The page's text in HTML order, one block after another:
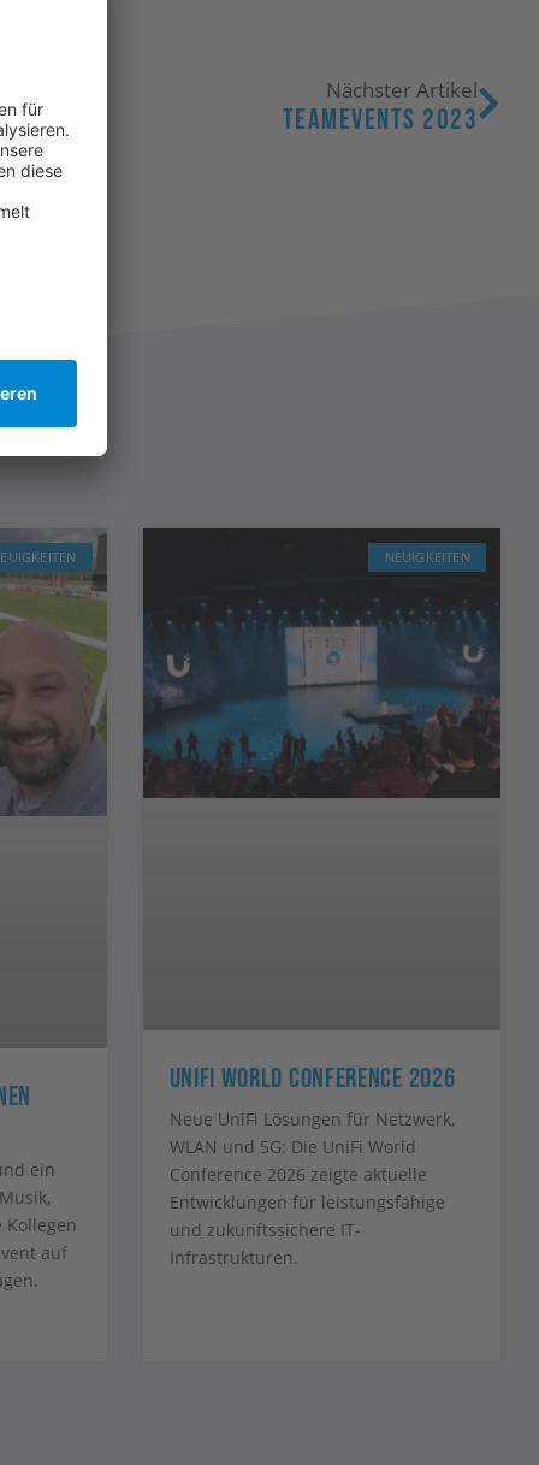
Nächster Artikel
Teamevents 2023
ein
Kollegen
auf
NEUIGKEITEN
UniFi World Conference 2026
Neue UniFi Lösungen für Netzwerk,
WLAN und 5G: Die UniFi World
Conference 2026 zeigte aktuelle
Entwicklungen für leistungsfähige
und zukunftssichere IT-
Infrastrukturen.